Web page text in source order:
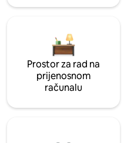
Prostor za rad na
prijenosnom
računalu